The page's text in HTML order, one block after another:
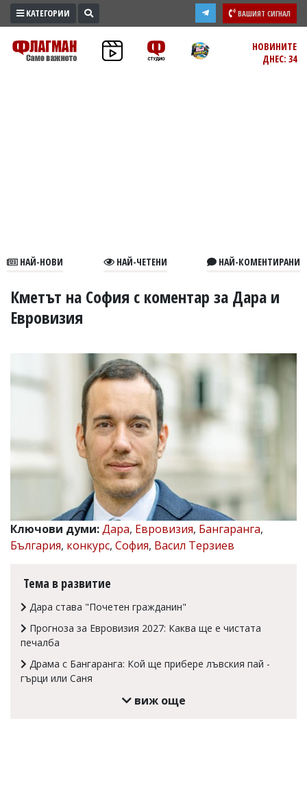
ПРОМО
ЗОНА
В
УКРАЙНА
СПОРТ
РАЗСЛЕДВАНЕ
БИЗНЕС
Веселин
Василев,
email:
еmail:k.kassabova@flagman.bg
Главен
редактор:
Колев,
office@flagman.bg
Коментарите
под
въвеждат
КАТЕГОРИИ ВАШИЯТ СИГНАЛ
НОВИНИТЕ
ДНЕС: 34
НАЙ-НОВИ НАЙ-ЧЕТЕНИ НАЙ-КОМЕНТИРАНИ
Кметът на София с коментар за Дара и
Евровизия
Ключови думи:Дара, Евровизия, Бангаранга,
България, конкурс, София, Васил Терзиев
Тема в развитие
Дара става "Почетен гражданин"
Прогноза за Евровизия 2027: Каква ще е чистата
печалба
Драма с Бангаранга: Кой ще прибере лъвския пай -
гърци или Саня
виж още